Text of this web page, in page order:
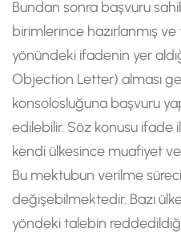
Bundan sonra başvuru
birimlerince hazırlanmış
yönündeki ifadenin yer
Objection Letter) alması
konsolosluğuna başvuru
edilebilir. Söz konusu ifade
kendi ülkesince muafiyet
Bu mektubun verilme
değişebilmektedir. Bazı
yöndeki talebin